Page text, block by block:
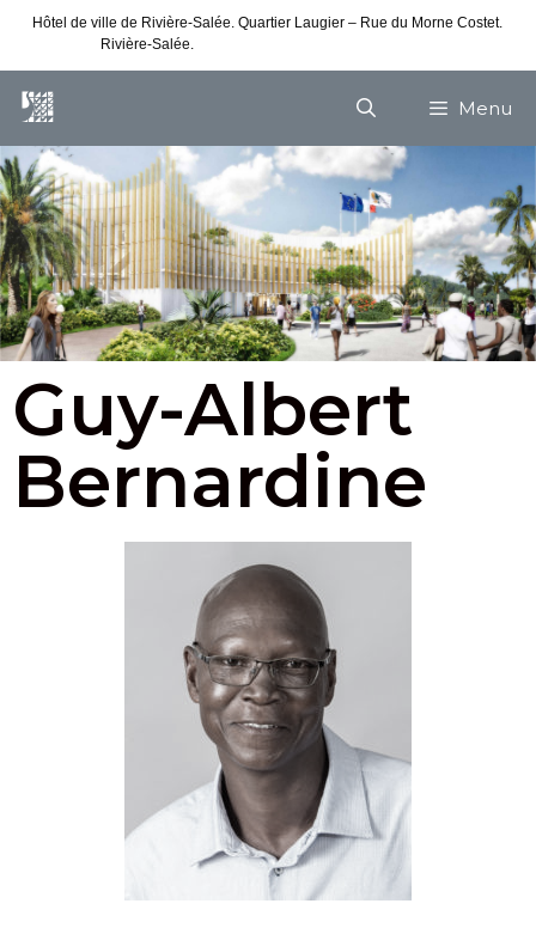
Hôtel de ville de Rivière-Salée. Quartier Laugier – Rue du Morne Costet.
Rivière-Salée.
Menu
Guy-Albert
Bernardine